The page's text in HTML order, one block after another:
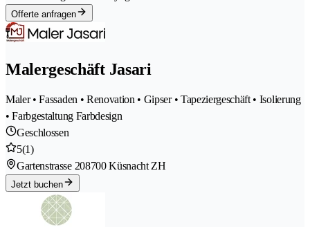
Offerte anfragen
Malergeschäft Jasari
Maler • Fassaden • Renovation • Gipser • Tapeziergeschäft • Isolierung
• Farbgestaltung Farbdesign
Geschlossen
5(1)
Gartenstrasse 208700 Küsnacht ZH
Jetzt buchen